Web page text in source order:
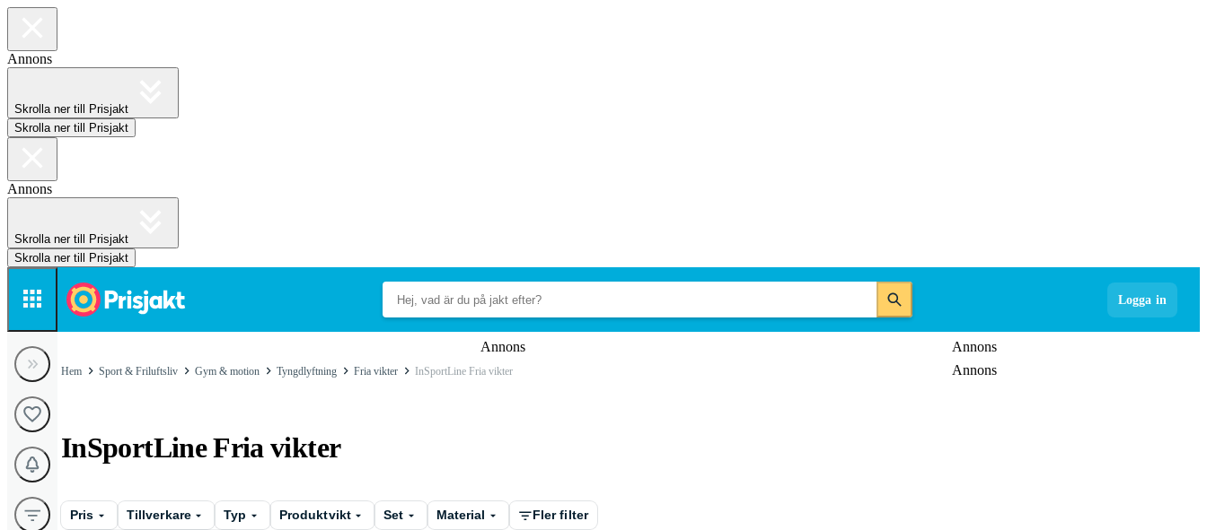
Annons
Skrolla ner till Prisjakt
Skrolla ner till Prisjakt
Annons
Skrolla ner till Prisjakt
Skrolla ner till Prisjakt
Logga in
Annons
Annons
Annons
Hem Sport & Friluftsliv Gym & motion Tyngdlyftning Fria vikter InSportLine Fria vikter
InSportLine Fria vikter
Pris Tillverkare Typ Produktvikt Set Material
Fler filter